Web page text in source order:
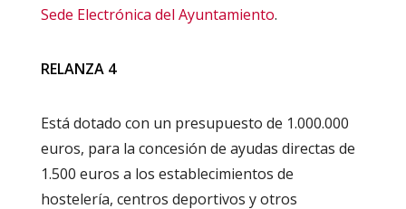
Sede Electrónica del Ayuntamiento.
RELANZA 4
Está dotado con un presupuesto de 1.000.000
euros, para la concesión de ayudas directas de
1.500 euros a los establecimientos de
hostelería, centros deportivos y otros